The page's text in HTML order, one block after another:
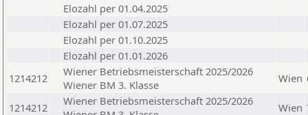
Elozahl per 01.04.2025
Elozahl per 01.07.2025
Elozahl per 01.10.2025
Elozahl per 01.01.2026
1214212
Wiener Betriebsmeisterschaft 2025/2026
Wiener BM 3. Klasse
Wien
1214212
Wiener Betriebsmeisterschaft 2025/2026
Wien